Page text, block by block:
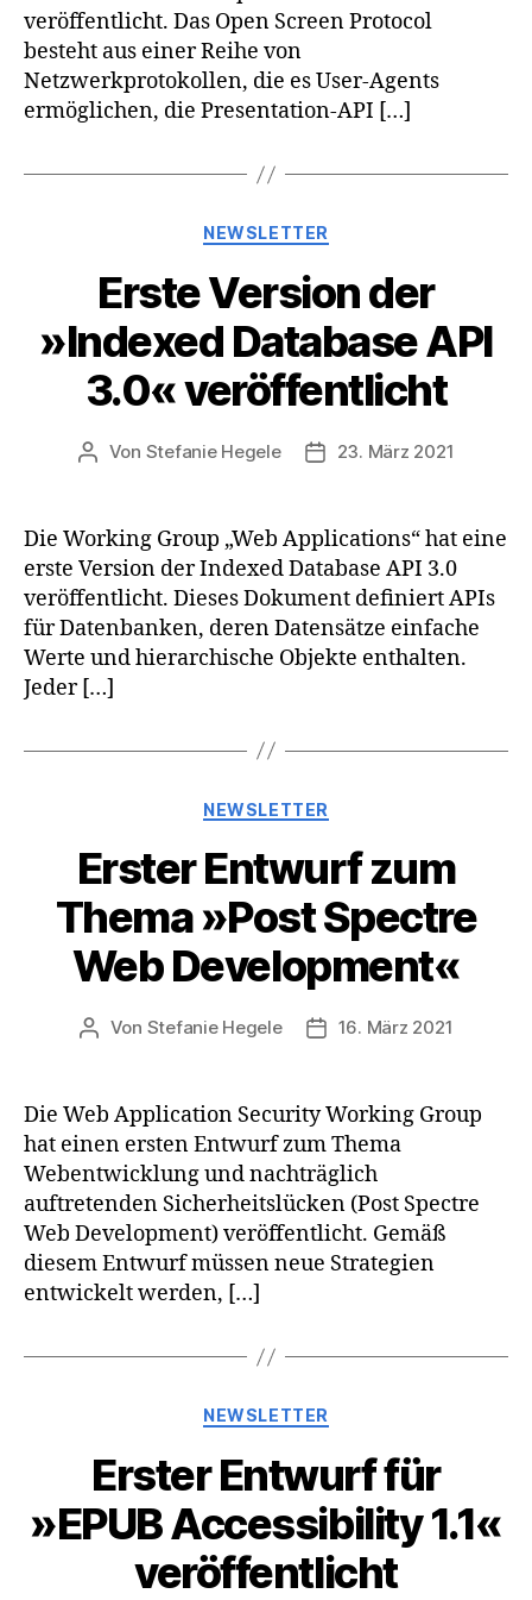
veröffentlicht. Das Open Screen Protocol
besteht aus einer Reihe von
Netzwerkprotokollen, die es User-Agents
ermöglichen, die Presentation-API […]
Kategorien
NEWSLETTER
Erste Version der
»Indexed Database API
3.0« veröffentlicht
Beitragsautor
Von Stefanie Hegele Veröffentlichungsdatum
23. März 2021
Die Working Group „Web Applications“ hat eine
erste Version der Indexed Database API 3.0
veröffentlicht. Dieses Dokument definiert APIs
für Datenbanken, deren Datensätze einfache
Werte und hierarchische Objekte enthalten.
Jeder […]
Kategorien
NEWSLETTER
Erster Entwurf zum
Thema »Post Spectre
Web Development«
Beitragsautor
Von Stefanie Hegele Veröffentlichungsdatum
16. März 2021
Die Web Application Security Working Group
hat einen ersten Entwurf zum Thema
Webentwicklung und nachträglich
auftretenden Sicherheitslücken (Post Spectre
Web Development) veröffentlicht. Gemäß
diesem Entwurf müssen neue Strategien
entwickelt werden, […]
Kategorien
NEWSLETTER
Erster Entwurf für
»EPUB Accessibility 1.1«
veröffentlicht